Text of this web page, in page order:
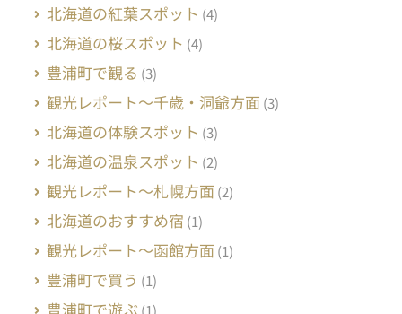
北海道の紅葉スポット (4)
北海道の桜スポット (4)
豊浦町で観る (3)
観光レポート～千歳・洞爺方面 (3)
北海道の体験スポット (3)
北海道の温泉スポット (2)
観光レポート～札幌方面 (2)
北海道のおすすめ宿 (1)
観光レポート～函館方面 (1)
豊浦町で買う (1)
豊浦町で遊ぶ (1)